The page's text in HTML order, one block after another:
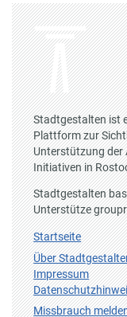
Stadtgestalten ist
Plattform zur
Unterstützung der
Initiativen in
Stadtgestalten
Unterstütze
Startseite
Über
Impressum
Missbrauch